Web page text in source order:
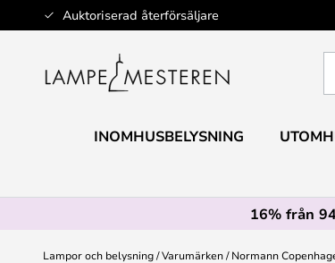
Auktoriserad återförsäljare
Hoppa
till
INOMHUSBELYSNING
16% från
Lampor och belysning Varumärken Normann